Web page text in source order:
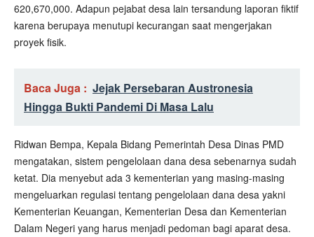
620,670,000. Adapun pejabat desa lain tersandung laporan fiktif
karena berupaya menutupi kecurangan saat mengerjakan
proyek fisik.
Baca Juga : Jejak Persebaran Austronesia
Hingga Bukti Pandemi Di Masa Lalu
Ridwan Bempa, Kepala Bidang Pemerintah Desa Dinas PMD
mengatakan, sistem pengelolaan dana desa sebenarnya sudah
ketat. Dia menyebut ada 3 kementerian yang masing-masing
mengeluarkan regulasi tentang pengelolaan dana desa yakni
Kementerian Keuangan, Kementerian Desa dan Kementerian
Dalam Negeri yang harus menjadi pedoman bagi aparat desa.